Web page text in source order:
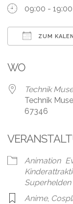
Referenzen
Blog
Jobs
Partner/Links
09:00 - 19:00
ZUM
WO
Technik
Technik
67346
Animation
Superhelden
Anime,